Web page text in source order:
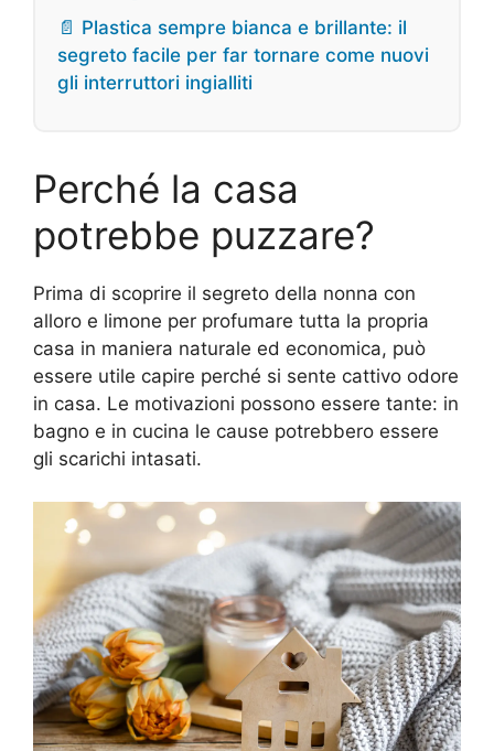
📄 Plastica sempre bianca e brillante: il
segreto facile per far tornare come nuovi
gli interruttori ingialliti
Perché la casa
potrebbe puzzare?
Prima di scoprire il segreto della nonna con
alloro e limone per profumare tutta la propria
casa in maniera naturale ed economica, può
essere utile capire perché si sente cattivo odore
in casa. Le motivazioni possono essere tante: in
bagno e in cucina le cause potrebbero essere
gli scarichi intasati.